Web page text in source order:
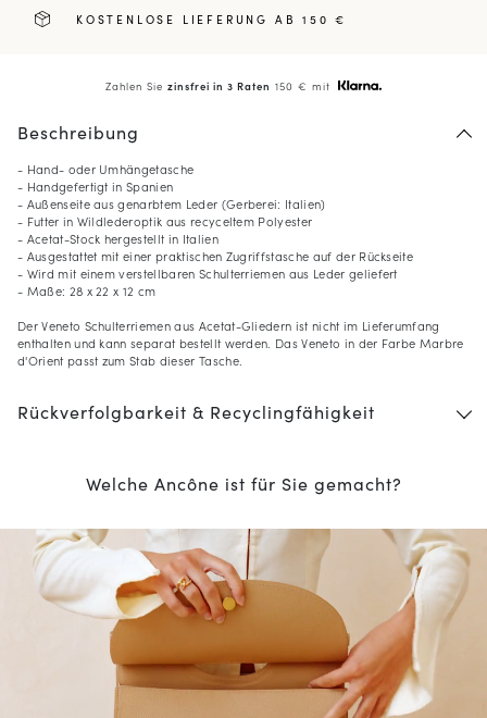
KOSTENLOSE LIEFERUNG AB 150 €
Zahlen Siezinsfrei in 3 Raten 150 € mit
Beschreibung
- Hand- oder Umhängetasche
- Handgefertigt in Spanien
- Außenseite aus genarbtem Leder (Gerberei: Italien)
- Futter in Wildlederoptik aus recyceltem Polyester
- Acetat-Stock hergestellt in Italien
- Ausgestattet mit einer praktischen Zugriffstasche auf der Rückseite
- Wird mit einem verstellbaren Schulterriemen aus Leder geliefert
- Maße: 28 x 22 x 12 cm
Der Veneto Schulterriemen aus Acetat-Gliedern ist nicht im Lieferumfang
enthalten und kann separat bestellt werden. Das Veneto in der Farbe Marbre
d'Orient passt zum Stab dieser Tasche.
Rückverfolgbarkeit & Recyclingfähigkeit
Welche Ancône ist für Sie gemacht?